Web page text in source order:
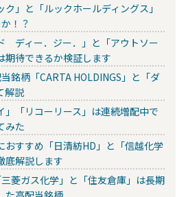
ク」と「ルックホールディングス」
！？
ディー．ジー．」と「アウトソー
期待できるか検証します
銘柄「CARTA HOLDINGS」と「ダ
解説
」「リコーリース」は連続増配中で
みた
おすすめ「日清紡HD」と「信越化学
底解説します
菱ガス化学」と「住友倉庫」は長期